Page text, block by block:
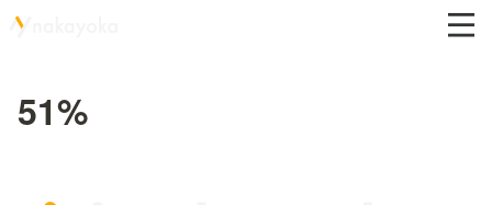
51%